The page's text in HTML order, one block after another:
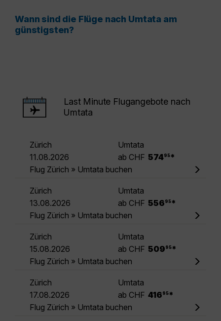
Wann sind die Flüge nach Umtata am
günstigsten?
Last Minute Flugangebote nach
Umtata
Zürich
Umtata
11.08.2026
ab CHF 57495 *
Flug Zürich » Umtata buchen
Zürich
Umtata
13.08.2026
ab CHF 556 95 *
Flug Zürich » Umtata buchen
Zürich
Umtata
15.08.2026
ab CHF 509 95 *
Flug Zürich » Umtata buchen
Zürich
Umtata
17.08.2026
ab CHF 416 95 *
Flug Zürich » Umtata buchen